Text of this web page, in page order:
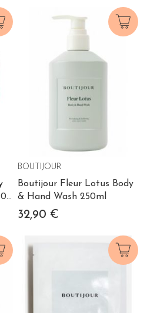
BOUTIJOUR
Boutijour Fleur Lotus Body
& Hand Wash 250ml
32,90 €